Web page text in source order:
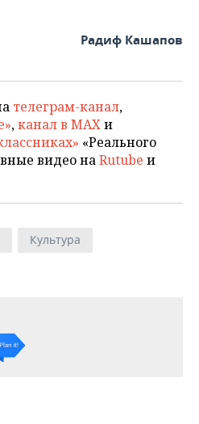
Радиф Кашапов
телеграм-канал,
,канал в MAXи
«Реального
видео наRutube и
Культура